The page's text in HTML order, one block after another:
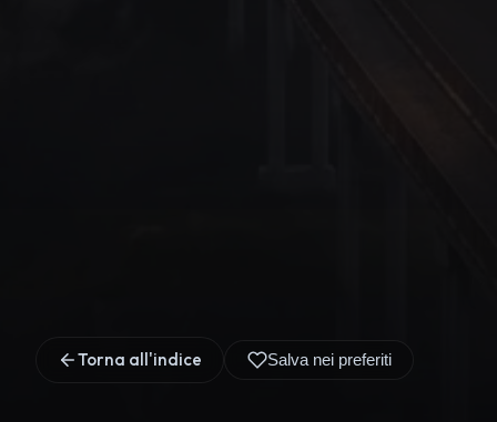
Torna all'indice Salva nei preferiti